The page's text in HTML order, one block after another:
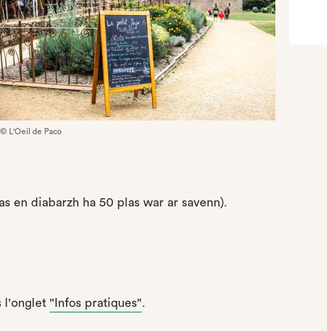
© L'Oeil de Paco
en diabarzh ha 50 plas war ar savenn).
l'onglet "Infos pratiques".